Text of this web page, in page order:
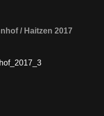
/ Haitzen 2017